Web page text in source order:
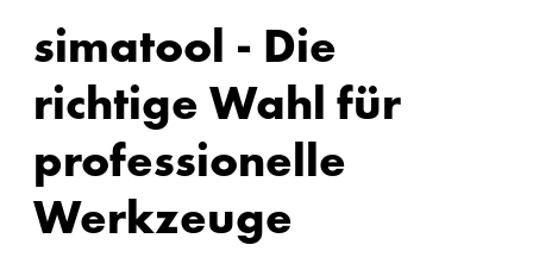
simatool - Die
richtige Wahl für
professionelle
Werkzeuge